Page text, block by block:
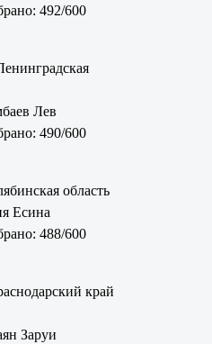
492/600
Лев
490/600
область
Есина
488/600
край
Заруи